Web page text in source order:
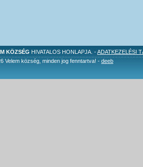
KÖZSÉG HIVATALOS HONLAPJA. -ADATKEZELÉSI
Velem község, minden jog fenntartva! - deeb